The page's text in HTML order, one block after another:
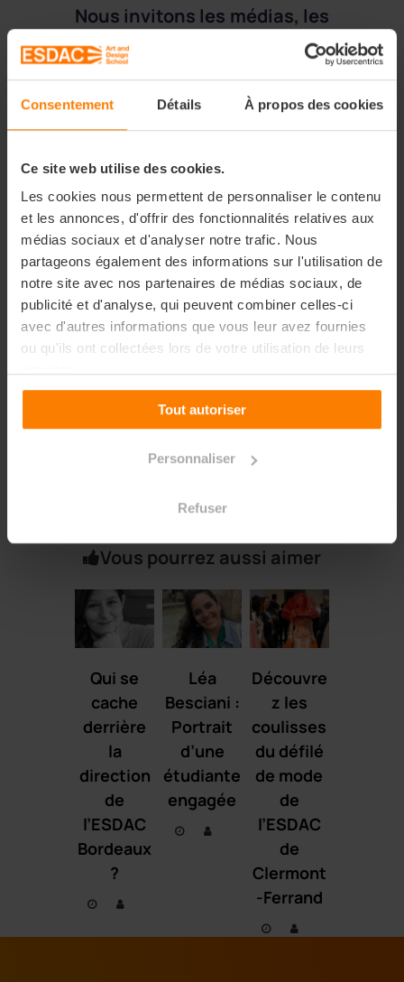
Consentement Détails À propos des cookies
Ce site web utilise des cookies.
Les cookies nous permettent de personnaliser le contenu
et les annonces, d'offrir des fonctionnalités relatives aux
médias sociaux et d'analyser notre trafic. Nous
partageons également des informations sur l'utilisation de
notre site avec nos partenaires de médias sociaux, de
publicité et d'analyse, qui peuvent combiner celles-ci
avec d'autres informations que vous leur avez fournies
ou qu'ils ont collectées lors de votre utilisation de leurs
Tout autoriser
Personnaliser
Refuser
Nous invitons les médias, les
professionnels de la mode,
les passionnés et le grand
public à venir soutenir et
célébrer la nouvelle
mode. Pour toute demande
d'informations
supplémentaires, veuillez
contacter notre service de
communication.
Contact presse :
Clara LOPEZ
clopez@ace-education.fr
Campus ESDAC,Projets
Vous pourrez aussi aimer
Qui se
cache
derrière
la
direction
de
l’ESDAC
Bordeaux
?
Léa
Besciani :
Portrait
d’une
étudiante
engagée
Découvre
z les
coulisses
du défilé
de mode
de
l’ESDAC
de
Clermont
-Ferrand